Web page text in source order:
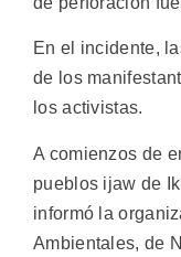
En el incidente,
de los
los activistas.
A comienzos de
pueblos ijaw de
informó la
Ambientales, de